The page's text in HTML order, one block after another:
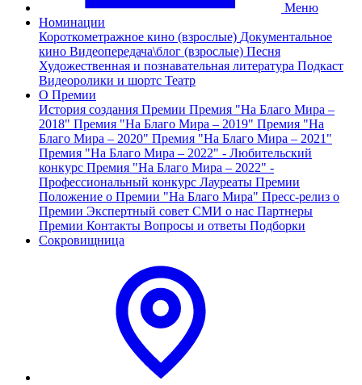
Меню
Номинации
Короткометражное кино (взрослые) Документальное
кино Видеопередача\блог (взрослые) Песня
Художественная и познавательная литература Подкаст
Видеоролики и шортс Театр
О Премии
История создания Премии Премия "На Благо Мира –
2018" Премия "На Благо Мира – 2019" Премия "На
Благо Мира – 2020" Премия "На Благо Мира – 2021"
Премия "На Благо Мира – 2022" - Любительский
конкурс Премия "На Благо Мира – 2022" -
Профессиональный конкурс Лауреаты Премии
Положение о Премии "На Благо Мира" Пресс-релиз о
Премии Экспертный совет СМИ о нас Партнеры
Премии Контакты Вопросы и ответы Подборки
Сокровищница